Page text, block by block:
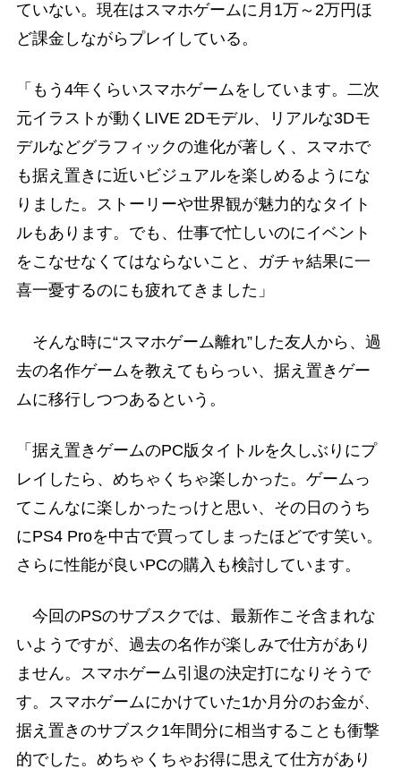
ていない。現在はスマホゲームに月1万～2万円ほ
ど課金しながらプレイしている。
「もう4年くらいスマホゲームをしています。二次
元イラストが動くLIVE 2Dモデル、リアルな3Dモ
デルなどグラフィックの進化が著しく、スマホで
も据え置きに近いビジュアルを楽しめるようにな
りました。ストーリーや世界観が魅力的なタイト
ルもあります。でも、仕事で忙しいのにイベント
をこなせなくてはならないこと、ガチャ結果に一
喜一憂するのにも疲れてきました」
そんな時に“スマホゲーム離れ”した友人から、過
去の名作ゲームを教えてもらっい、据え置きゲー
ムに移行しつつあるという。
「据え置きゲームのPC版タイトルを久しぶりにプ
レイしたら、めちゃくちゃ楽しかった。ゲームっ
てこんなに楽しかったっけと思い、その日のうち
にPS4 Proを中古で買ってしまったほどです笑い。
さらに性能が良いPCの購入も検討しています。
今回のPSのサブスクでは、最新作こそ含まれな
いようですが、過去の名作が楽しみで仕方があり
ません。スマホゲーム引退の決定打になりそうで
す。スマホゲームにかけていた1か月分のお金が、
据え置きのサブスク1年間分に相当することも衝撃
的でした。めちゃくちゃお得に思えて仕方があり